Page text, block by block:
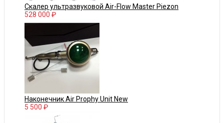
Скалер ультразвуковой Air-Flow Master Piezon
528 000 ₽
Наконечник Air Prophy Unit New
5 500 ₽